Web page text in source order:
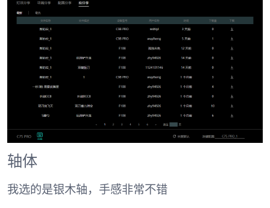
轴体
我选的是银木轴，手感非常不错